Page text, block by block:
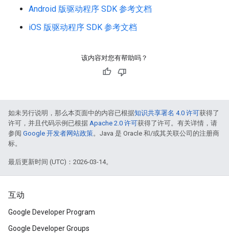
Android 版驱动程序 SDK 参考文档
iOS 版驱动程序 SDK 参考文档
该内容对您有帮助吗？
如未另行说明，那么本页面中的内容已根据知识共享署名 4.0 许可获得了
许可，并且代码示例已根据 Apache 2.0 许可获得了许可。有关详情，请
参阅 Google 开发者网站政策。Java 是 Oracle 和/或其关联公司的注册商
标。
最后更新时间 (UTC)：2026-03-14。
互动
Google Developer Program
Google Developer Groups